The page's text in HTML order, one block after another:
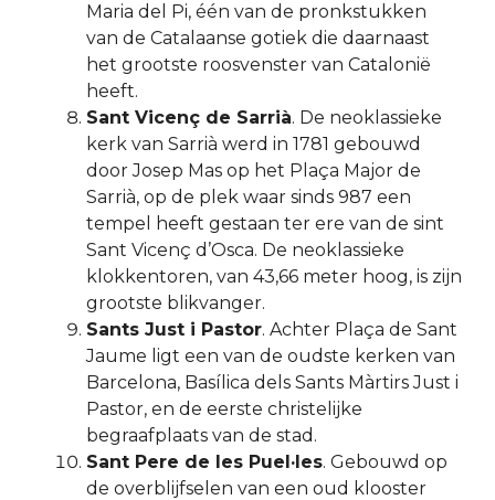
Maria del Pi, één van de pronkstukken
van de Catalaanse gotiek die daarnaast
het grootste roosvenster van Catalonië
heeft.
Sant Vicenç de Sarrià. De neoklassieke
kerk van Sarrià werd in 1781 gebouwd
door Josep Mas op het Plaça Major de
Sarrià, op de plek waar sinds 987 een
tempel heeft gestaan ter ere van de sint
Sant Vicenç d’Osca. De neoklassieke
klokkentoren, van 43,66 meter hoog, is zijn
grootste blikvanger.
Sants Just i Pastor. Achter Plaça de Sant
Jaume ligt een van de oudste kerken van
Barcelona, Basílica dels Sants Màrtirs Just i
Pastor, en de eerste christelijke
begraafplaats van de stad.
Sant Pere de les Puel·les. Gebouwd op
de overblijfselen van een oud klooster